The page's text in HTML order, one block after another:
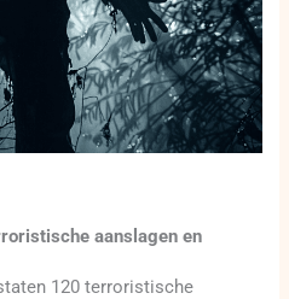
aanslagen en
120 terroristische